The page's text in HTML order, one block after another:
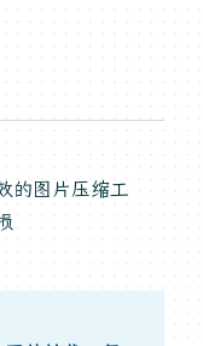
的图片压缩工